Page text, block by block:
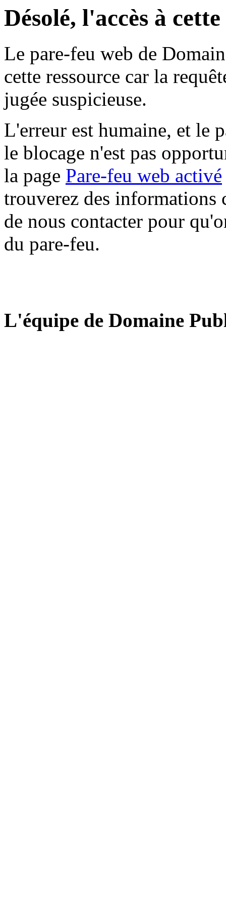
Désolé, l'accès à
Le pare-feu web de
cette ressource car la
jugée suspicieuse.
L'erreur est humaine, et le
le blocage n'est pas
la page Pare-feu web activé
trouverez des informations
de nous contacter pour
du pare-feu.
L'équipe de Domaine